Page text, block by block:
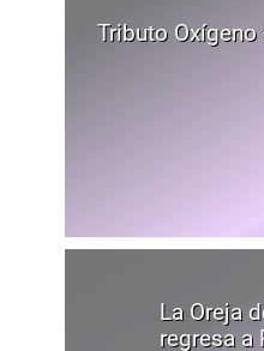
Tributo
La Oreja
regresa a